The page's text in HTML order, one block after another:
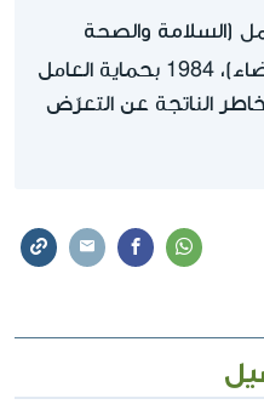
(السلامة والصحة
1984
بحماية العامل
الناتجة عن التعرّض